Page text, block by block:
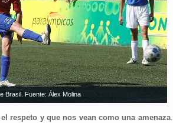
Brasil. Fuente: Álex Molina
respeto y que nos vean como una amenaza.